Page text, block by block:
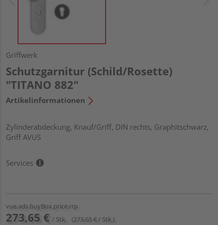
Griffwerk
Schutzgarnitur (Schild/Rosette)
"TITANO 882"
Artikelinformationen
Zylinderabdeckung, Knauf/Griff, DIN rechts, Graphitschwarz,
Griff AVUS
Services
vue.ads.buyBox.price.rrp
273,65 € / Stk. (273,65 € / Stk.)